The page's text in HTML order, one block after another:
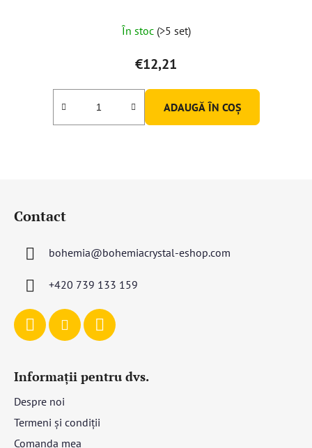
În stoc (>5 set)
€12,21
ADAUGĂ ÎN COŞ
Contact
bohemia@bohemiacrystal-eshop.com
+420 739 133 159
Informații pentru dvs.
Despre noi
Termeni și condiții
Comanda mea